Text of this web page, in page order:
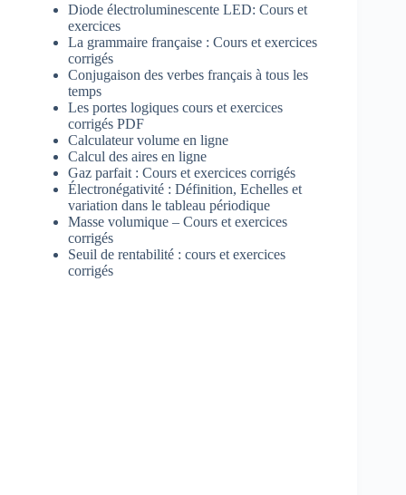
Diode électroluminescente LED: Cours et
exercices
La grammaire française : Cours et exercices
corrigés
Conjugaison des verbes français à tous les
temps
Les portes logiques cours et exercices
corrigés PDF
Calculateur volume en ligne
Calcul des aires en ligne
Gaz parfait : Cours et exercices corrigés
Électronégativité : Définition, Echelles et
variation dans le tableau périodique
Masse volumique – Cours et exercices
corrigés
Seuil de rentabilité : cours et exercices
corrigés